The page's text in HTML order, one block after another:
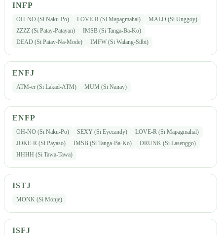
INFP
OH-NO (Si Naku-Po) LOVE-R (Si Mapagmahal)
MALO (Si Unggoy)
ZZZZ (Si Patay-Patayan)
IMSB (Si Tanga-Ba-Ko)
DEAD (Si Patay-Na-Mode)
IMFW (Si Walang-Silbi)
ENFJ
ATM-er (Si Lakad-ATM) MUM (Si Nanay)
ENFP
OH-NO (Si Naku-Po) SEXY (Si Eyecandy)
LOVE-R (Si Mapagmahal)
JOKE-R (Si Payaso)
IMSB (Si Tanga-Ba-Ko)
DRUNK (Si Lasenggo)
HHHH (Si Tawa-Tawa)
ISTJ
MONK (Si Monje)
ISFJ